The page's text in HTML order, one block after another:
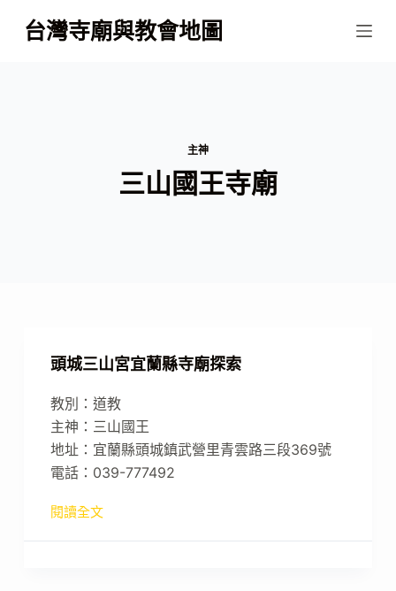
跳
至
台灣寺廟與教會地圖
主神
三山國王寺廟
頭城三山宮宜蘭縣寺廟探索
教別：道教
主神：三山國王
地址：宜蘭縣頭城鎮武營里青雲路三段369號
電話：039-777492
閱讀全文